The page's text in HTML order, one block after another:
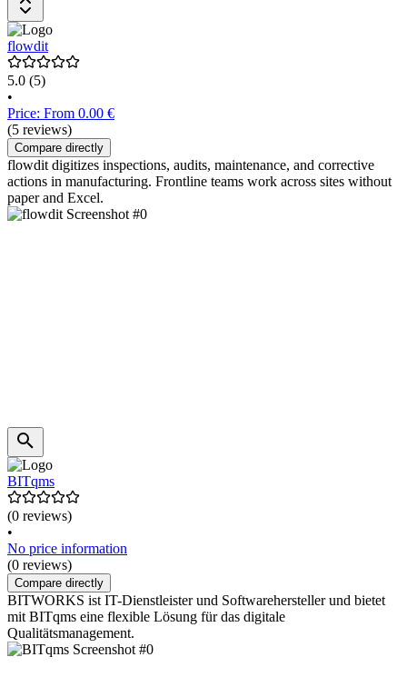
flowdit
5.0 (5)
•
Price: From 0.00 €
(5 reviews)
Compare directly
flowdit digitizes inspections, audits, maintenance, and corrective
actions in manufacturing. Frontline teams work across sites without
paper and Excel.
BITqms
(0 reviews)
•
No price information
(0 reviews)
Compare directly
BITWORKS ist IT-Dienstleister und Softwarehersteller und bietet
mit BITqms eine flexible Lösung für das digitale
Qualitätsmanagement.